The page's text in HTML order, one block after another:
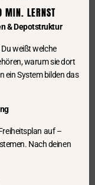
LERNST
& Depotstruktur
weißt welche
warum sie dort
ein System bilden das
auf –
Nach deinen